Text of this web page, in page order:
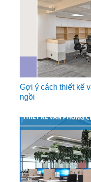
Gợi ý cách thiết kế
ngồi